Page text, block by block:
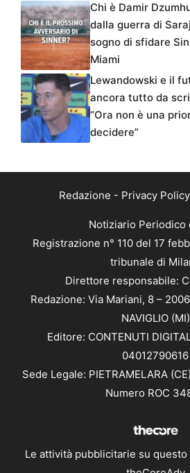
Chi è Damir
dalla guerra di
sogno di sfidare
Miami
Lewandowski e il
ancora tutto da
“Ora non è una
decidere”
Redazione - Privacy Policy
Notiziario Periodico
Registrazione n° 110 del 17
tribunale di
Direttore responsabile:
Redazione: Via Mariani, 8 –
NAVIGLIO (MI)
Editore: CONTENUTI
04012790616
Sede Legale: PIETRAMELARA
Numero ROC
Le attività pubblicitarie su